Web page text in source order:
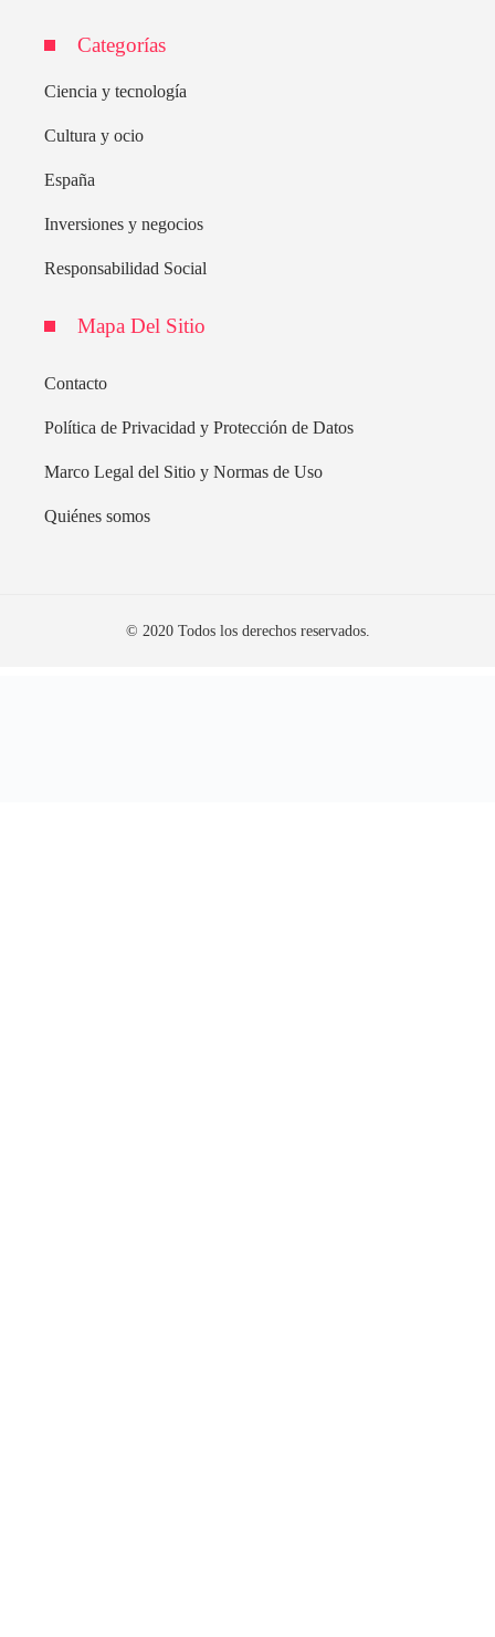
Categorías
Ciencia y tecnología
Cultura y ocio
España
Inversiones y negocios
Responsabilidad Social
Mapa Del Sitio
Contacto
Política de Privacidad y Protección de Datos
Marco Legal del Sitio y Normas de Uso
Quiénes somos
© 2020 Todos los derechos reservados.